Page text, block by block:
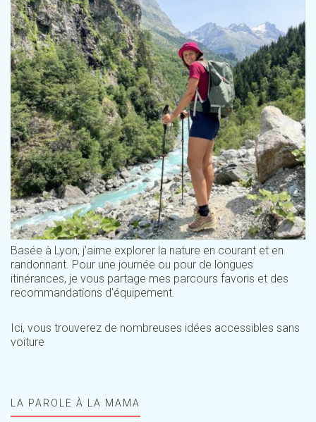
Basée à Lyon, j'aime explorer la nature en courant et en
randonnant. Pour une journée ou pour de longues
itinérances, je vous partage mes parcours favoris et des
recommandations d'équipement.
Ici, vous trouverez de nombreuses idées accessibles sans
voiture
LA PAROLE À LA MAMA